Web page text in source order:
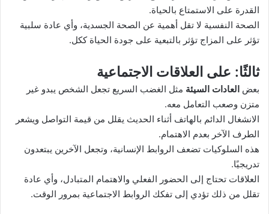
القدرة على الاستمتاع بالحياة.
الصحة النفسية لا تقل أهمية عن الصحة الجسدية، وأي عادة سلبية
تؤثر على المزاج تؤثر بالتبعية على جودة الحياة ككل.
ثالثًا: على العلاقات الاجتماعية
بعض العادات السيئة مثل الغضب السريع تجعل الشخص يبدو غير
متزن وصعب التعامل معه.
الانشغال الدائم بالهاتف أثناء الحديث يقلل من قيمة التواصل ويشعر
الطرف الآخر بعدم الاهتمام.
هذه السلوكيات تضعف الروابط الإنسانية، وتجعل الآخرين يبتعدون
تدريجيًا.
العلاقات تحتاج إلى الحضور الفعلي والاهتمام المتبادل، وأي عادة
تقلل من ذلك تؤدي إلى تفكك الروابط الاجتماعية بمرور الوقت.